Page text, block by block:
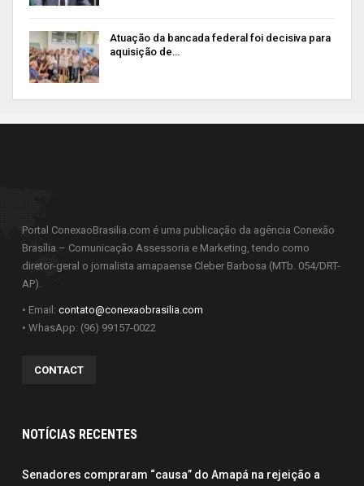
Atuação da bancada federal foi decisiva para
aquisição de…
Portal ConexaoBrasilia.com é uma publicação da agência Conexão
Brasília – Comunicação Assessoria e Marketing, tendo como
diretor-geral o jornalista amapaense Cleber Barbosa (MTb. 054/DRT-
AP).
• Email: contato@conexaobrasilia.com
• WhasApp: (96) 99157-0022
CONTACT
NOTÍCIAS RECENTES
Senadores compraram “causa” do Amapá na rejeição a